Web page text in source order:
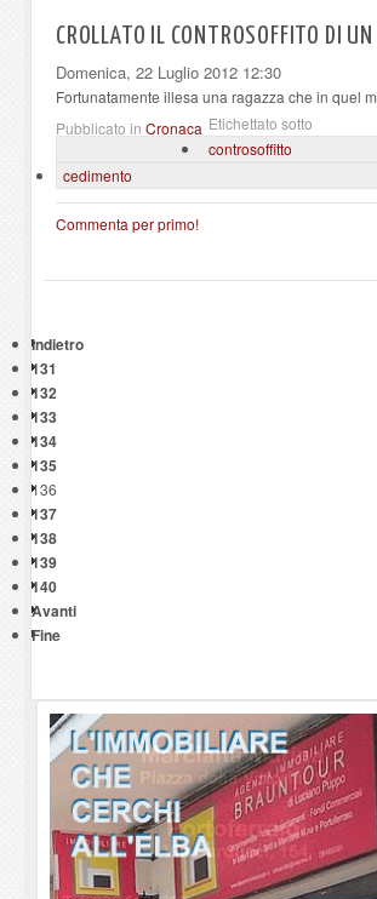
CROLLATO IL CONTROSOFFITO DI
Domenica, 22 Luglio 2012 12:30
Fortunatamente illesa una ragazza che in quel
Pubblicato in Cronaca Etichettato sotto
controsoffitto
cedimento
Commenta per primo!
Indietro
131
132
133
134
135
136
137
138
139
140
Avanti
Fine